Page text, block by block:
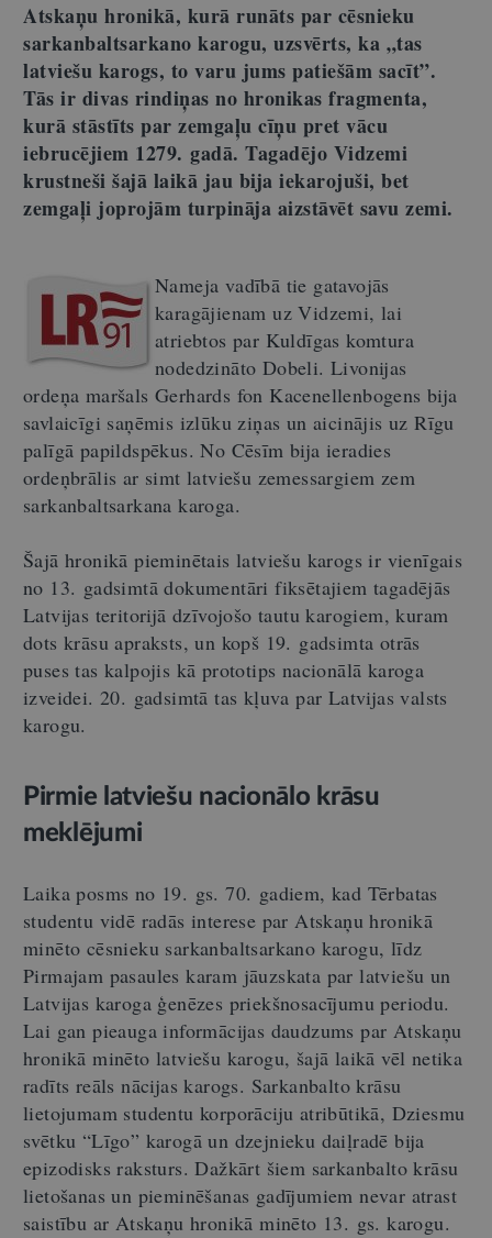
Atskaņu hronikā, kurā runāts par cēsnieku
sarkanbaltsarkano karogu, uzsvērts, ka „tas
latviešu karogs, to varu jums patiešām sacīt”.
Tās ir divas rindiņas no hronikas fragmenta,
kurā stāstīts par zemgaļu cīņu pret vācu
iebrucējiem 1279. gadā. Tagadējo Vidzemi
krustneši šajā laikā jau bija iekarojuši, bet
zemgaļi joprojām turpināja aizstāvēt savu zemi.
Nameja vadībā tie gatavojās
karagājienam uz Vidzemi, lai
atriebtos par Kuldīgas komtura
nodedzināto Dobeli. Livonijas
ordeņa maršals Gerhards fon Kacenellenbogens bija
savlaicīgi saņēmis izlūku ziņas un aicinājis uz Rīgu
palīgā papildspēkus. No Cēsīm bija ieradies
ordeņbrālis ar simt latviešu zemessargiem zem
sarkanbaltsarkana karoga.
Šajā hronikā pieminētais latviešu karogs ir vienīgais
no 13. gadsimtā dokumentāri fiksētajiem tagadējās
Latvijas teritorijā dzīvojošo tautu karogiem, kuram
dots krāsu apraksts, un kopš 19. gadsimta otrās
puses tas kalpojis kā prototips nacionālā karoga
izveidei. 20. gadsimtā tas kļuva par Latvijas valsts
karogu.
Pirmie latviešu nacionālo krāsu
meklējumi
Laika posms no 19. gs. 70. gadiem, kad Tērbatas
studentu vidē radās interese par Atskaņu hronikā
minēto cēsnieku sarkanbaltsarkano karogu, līdz
Pirmajam pasaules karam jāuzskata par latviešu un
Latvijas karoga ģenēzes priekšnosacījumu periodu.
Lai gan pieauga informācijas daudzums par Atskaņu
hronikā minēto latviešu karogu, šajā laikā vēl netika
radīts reāls nācijas karogs. Sarkanbalto krāsu
lietojumam studentu korporāciju atribūtikā, Dziesmu
svētku “Līgo” karogā un dzejnieku daiļradē bija
epizodisks raksturs. Dažkārt šiem sarkanbalto krāsu
lietošanas un pieminēšanas gadījumiem nevar atrast
saistību ar Atskaņu hronikā minēto 13. gs. karogu.